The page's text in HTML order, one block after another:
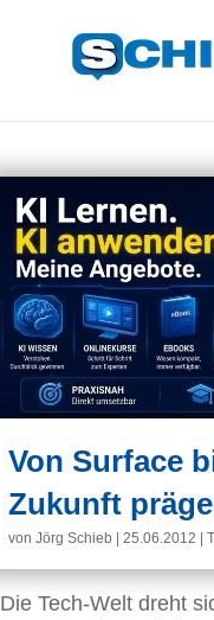
Von Surface
Zukunft
von Jörg Schieb 25.06.2012
Die Tech-Welt dreht